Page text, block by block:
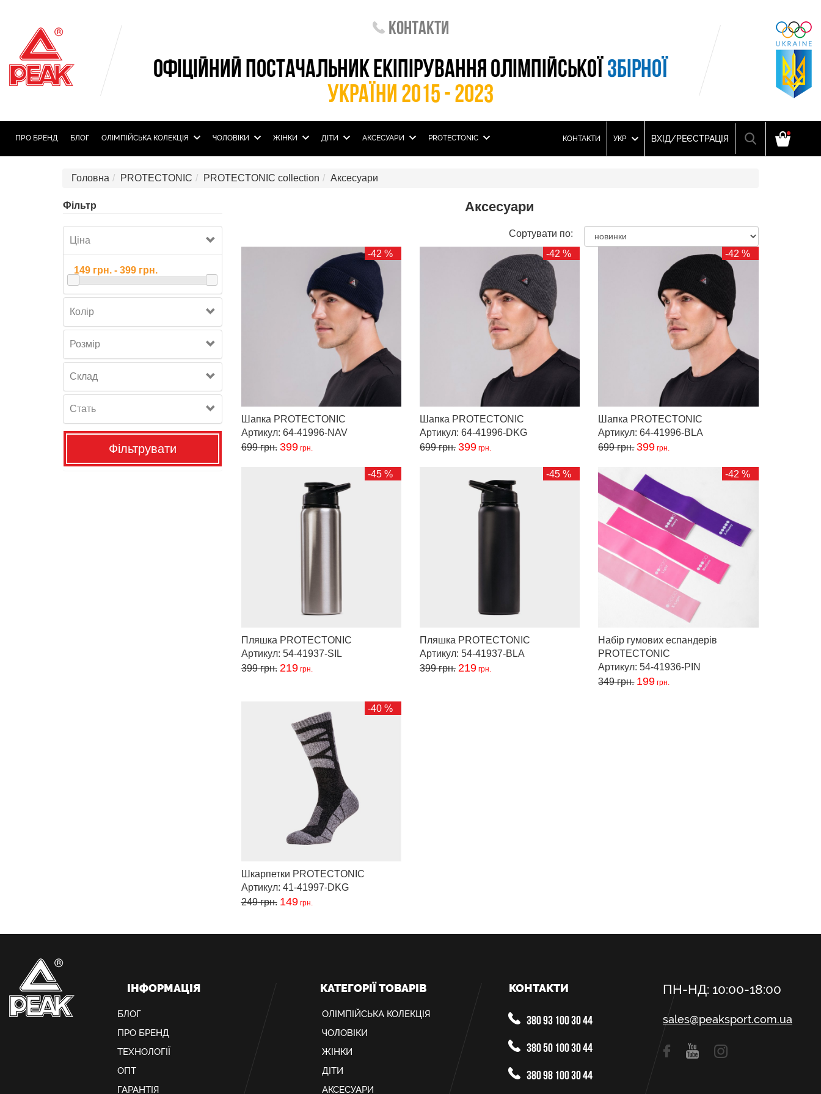
Контакти
ОФІЦІЙНИЙ ПОСТАЧАЛЬНИК ЕКІПІРУВАННЯ ОЛІМПІЙСЬКОЇ ЗБІРНОЇ
УКРАЇНИ 2015 - 2023
ПРО БРЕНД БЛОГ ОЛIМПIЙСЬКА КОЛЕКЦIЯ ЧОЛОВІКИ ЖІНКИ ДІТИ АКСЕСУАРИ PROTECTONIC КОНТАКТИ УКР ВХІД/РЕЄСТРАЦІЯ
Головна PROTECTONIC PROTECTONIC collection Аксесуари
Фільтр
Ціна
Колір
Розмiр
Склад
Стать
Фільтрувати
Аксесуари
Сортувати по:
-42 %
Шапка PROTECTONIC
Артикул: 64-41996-NAV
699грн. 399грн.
-42 %
Шапка PROTECTONIC
Артикул: 64-41996-DKG
699грн. 399грн.
-42 %
Шапка PROTECTONIC
Артикул: 64-41996-BLA
699грн. 399 грн.
-45 %
Пляшка PROTECTONIC
Артикул: 54-41937-SIL
399грн. 219грн.
-45 %
Пляшка PROTECTONIC
Артикул: 54-41937-BLA
399грн. 219грн.
-42 %
Набір гумових еспандерів
PROTECTONIC
Артикул: 54-41936-PIN
349грн. 199 грн.
-40 %
Шкарпетки PROTECTONIC
Артикул: 41-41997-DKG
249грн. 149грн.
ІНФОРМАЦІЯ
БЛОГ
ПРО БРЕНД
ТЕХНОЛОГІЇ
ОПТ
ГАРАНТІЯ
КАТЕГОРІЇ ТОВАРІВ
ОЛIМПIЙСЬКА КОЛЕКЦIЯ
ЧОЛОВІКИ
ЖІНКИ
ДІТИ
АКСЕСУАРИ
КОНТАКТИ
380 93 100 30 44
380 50 100 30 44
380 98 100 30 44
ПН-НД: 10:00-18:00
sales@peaksport.com.ua